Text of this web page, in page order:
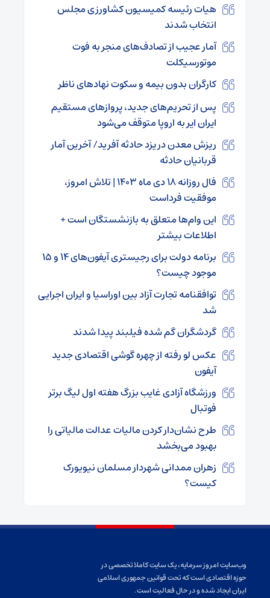
هیات رئیسه کمیسیون کشاورزی مجلس
انتخاب شدند
آمار عجیب از تصادف‌های منجر به فوت
موتورسیکلت
کارگران بدون بیمه و سکوت نهادهای ناظر
پس از تحریم‌های جدید، پروازهای مستقیم
ایران ایر به اروپا متوقف می‌شود
ریزش معدن در یزد حادثه آفرید/ آخرین آمار
قربانیان حادثه
فال روزانه ۱۸ دی ماه ۱۴۰۳ | تلاش امروز،
موفقیت فرداست
این وام‌ها متعلق به بازنشستگان است +
اطلاعات بیشتر
برنامه دولت برای رجیستری آیفون‌های ۱۴ و ۱۵
موجود چیست؟
توافقنامه تجارت آزاد بین اوراسیا و ایران اجرایی
شد
گردشگران گم شده فیلبند پیدا شدند
عکس لو رفته از چهره گوشی اقتصادی جدید
آیفون
ورزشگاه آزادی غایب بزرگ هفته اول لیگ برتر
فوتبال
طرح نشان‌دار کردن مالیات عدالت مالیاتی را
بهبود می‌بخشد
زهران ممدانی شهردار مسلمان نیویورک
کیست؟
وب‌سایت امروز سرمایه، یک سایت کاملا تخصصی در
حوزه اقتصادی است که تحت قوانین جمهوری اسلامی
ایران ایجاد شده و در حال فعالیت است.